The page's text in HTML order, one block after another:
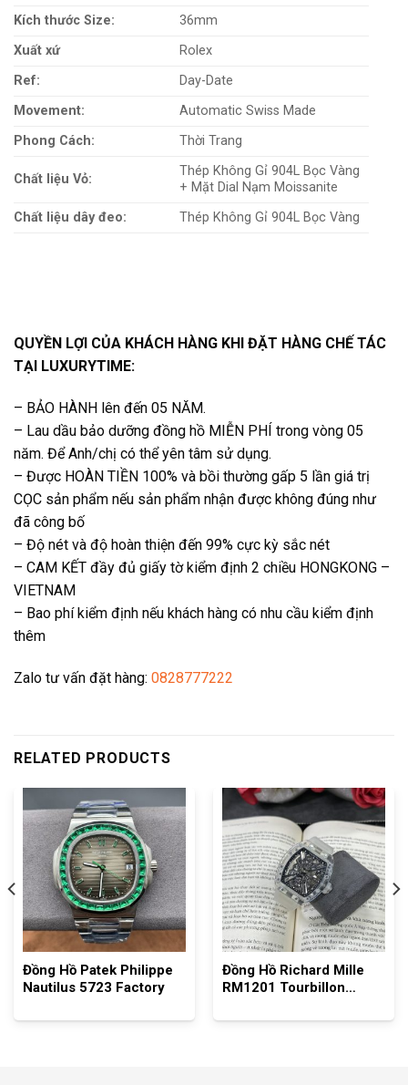
Kích thước Size:
36mm
Xuất xứ
Rolex
Ref:
Day-Date
Movement:
Automatic Swiss Made
Phong Cách:
Thời Trang
Chất liệu Vỏ:
Thép Không Gỉ 904L Bọc Vàng
+ Mặt Dial Nạm Moissanite
Chất liệu dây đeo:
Thép Không Gỉ 904L Bọc Vàng
QUYỀN LỢI CỦA KHÁCH HÀNG KHI ĐẶT HÀNG CHẾ TÁC
TẠI LUXURYTIME:
– BẢO HÀNH lên đến 05 NĂM.
– Lau dầu bảo dưỡng đồng hồ MIỄN PHÍ trong vòng 05
năm. Để Anh/chị có thể yên tâm sử dụng.
– Được HOÀN TIỀN 100% và bồi thường gấp 5 lần giá trị
CỌC sản phẩm nếu sản phẩm nhận được không đúng như
đã công bố
– Độ nét và độ hoàn thiện đến 99% cực kỳ sắc nét
– CAM KẾT đầy đủ giấy tờ kiểm định 2 chiều HONGKONG –
VIETNAM
– Bao phí kiểm định nếu khách hàng có nhu cầu kiểm định
thêm
Zalo tư vấn đặt hàng: 0828777222
RELATED PRODUCTS
Đồng Hồ Patek Philippe
Nautilus 5723 Factory
Đồng Hồ Richard Mille
RM1201 Tourbillon